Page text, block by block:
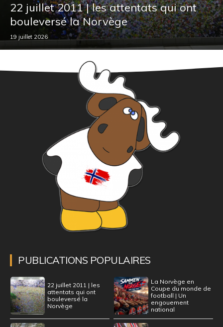
22 juillet 2011 | les attentats qui ont
bouleversé la Norvège
19 juillet 2026
PUBLICATIONS POPULAIRES
22 juillet 2011 | les
attentats qui ont
bouleversé la
Norvège
La Norvège en
Coupe du monde de
football | Un
engouement
national